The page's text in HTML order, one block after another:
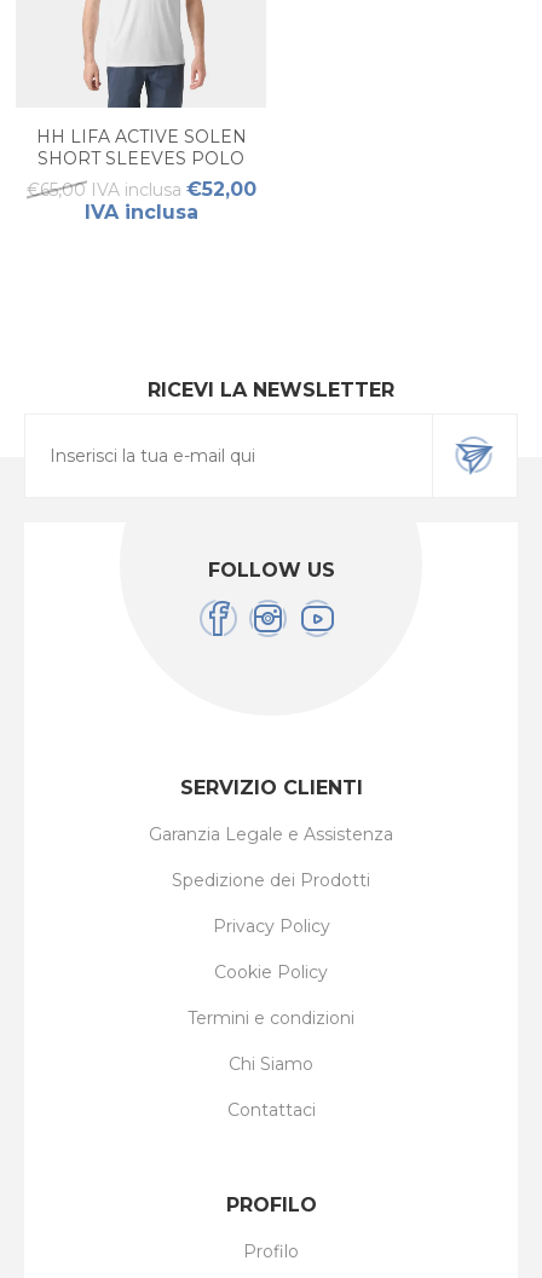
HH LIFA ACTIVE SOLEN
SHORT SLEEVES POLO
UOMO
€65,00 IVA inclusa €52,00
IVA inclusa
RICEVI LA NEWSLETTER
FOLLOW US
SERVIZIO CLIENTI
Garanzia Legale e Assistenza
Spedizione dei Prodotti
Privacy Policy
Cookie Policy
Termini e condizioni
Chi Siamo
Contattaci
PROFILO
Profilo